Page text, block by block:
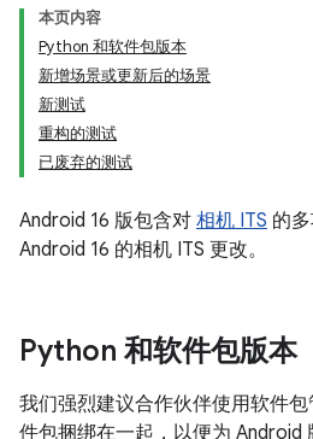
本页内容
Python 和软件包版本
新增场景或更新后的场景
新测试
重构的测试
已废弃的测试
Android 16 版包含对 相机 ITS 的
Android 16 的相机 ITS 更改。
Python 和软件包版本
我们强烈建议合作伙伴使用软件
件包捆绑在一起，以便为 Android